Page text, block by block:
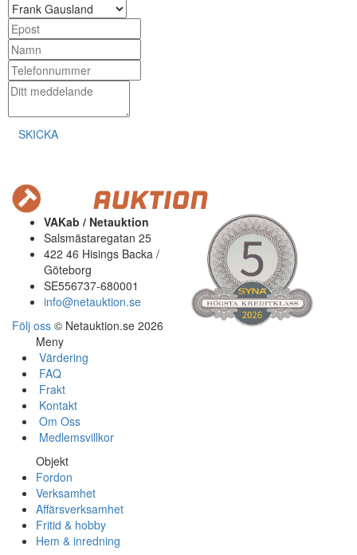
SKICKA
VAKab / Netauktion
Salsmästaregatan 25
422 46 Hisings Backa /
Göteborg
SE556737-680001
info@netauktion.se
Följ oss © Netauktion.se 2026
Meny
Värdering
FAQ
Frakt
Kontakt
Om Oss
Medlemsvillkor
Objekt
Fordon
Verksamhet
Affärsverksamhet
Fritid & hobby
Hem & inredning